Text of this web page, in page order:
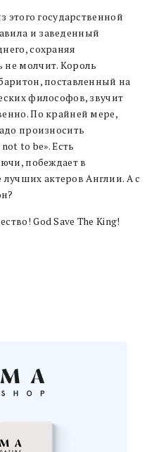
этого государственной
и заведенный
сохраняя
молчит. Король
поставленный на
философов, звучит
По крайней мере,
произносить
to be». Есть
побеждает в
актеров Англии. А с
God Save The King!